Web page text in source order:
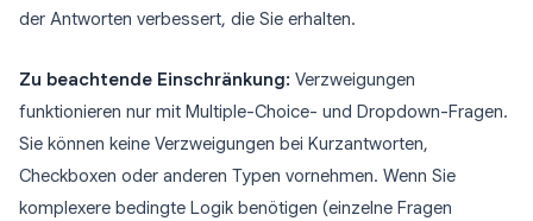
der Antworten verbessert, die Sie erhalten.
Zu beachtende Einschränkung: Verzweigungen
funktionieren nur mit Multiple-Choice- und Dropdown-Fragen.
Sie können keine Verzweigungen bei Kurzantworten,
Checkboxen oder anderen Typen vornehmen. Wenn Sie
komplexere bedingte Logik benötigen (einzelne Fragen